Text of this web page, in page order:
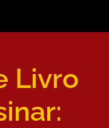
Livro